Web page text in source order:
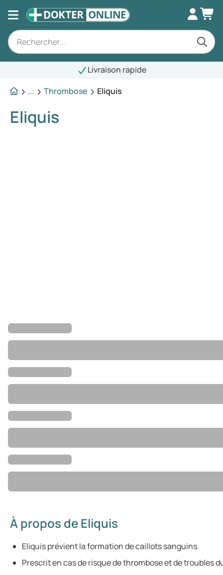
Livraison rapide
...
Thrombose Eliquis
Eliquis
À propos de Eliquis
Eliquis prévient la formation de caillots sanguins.
Prescrit en cas de risque de thrombose et de troubles